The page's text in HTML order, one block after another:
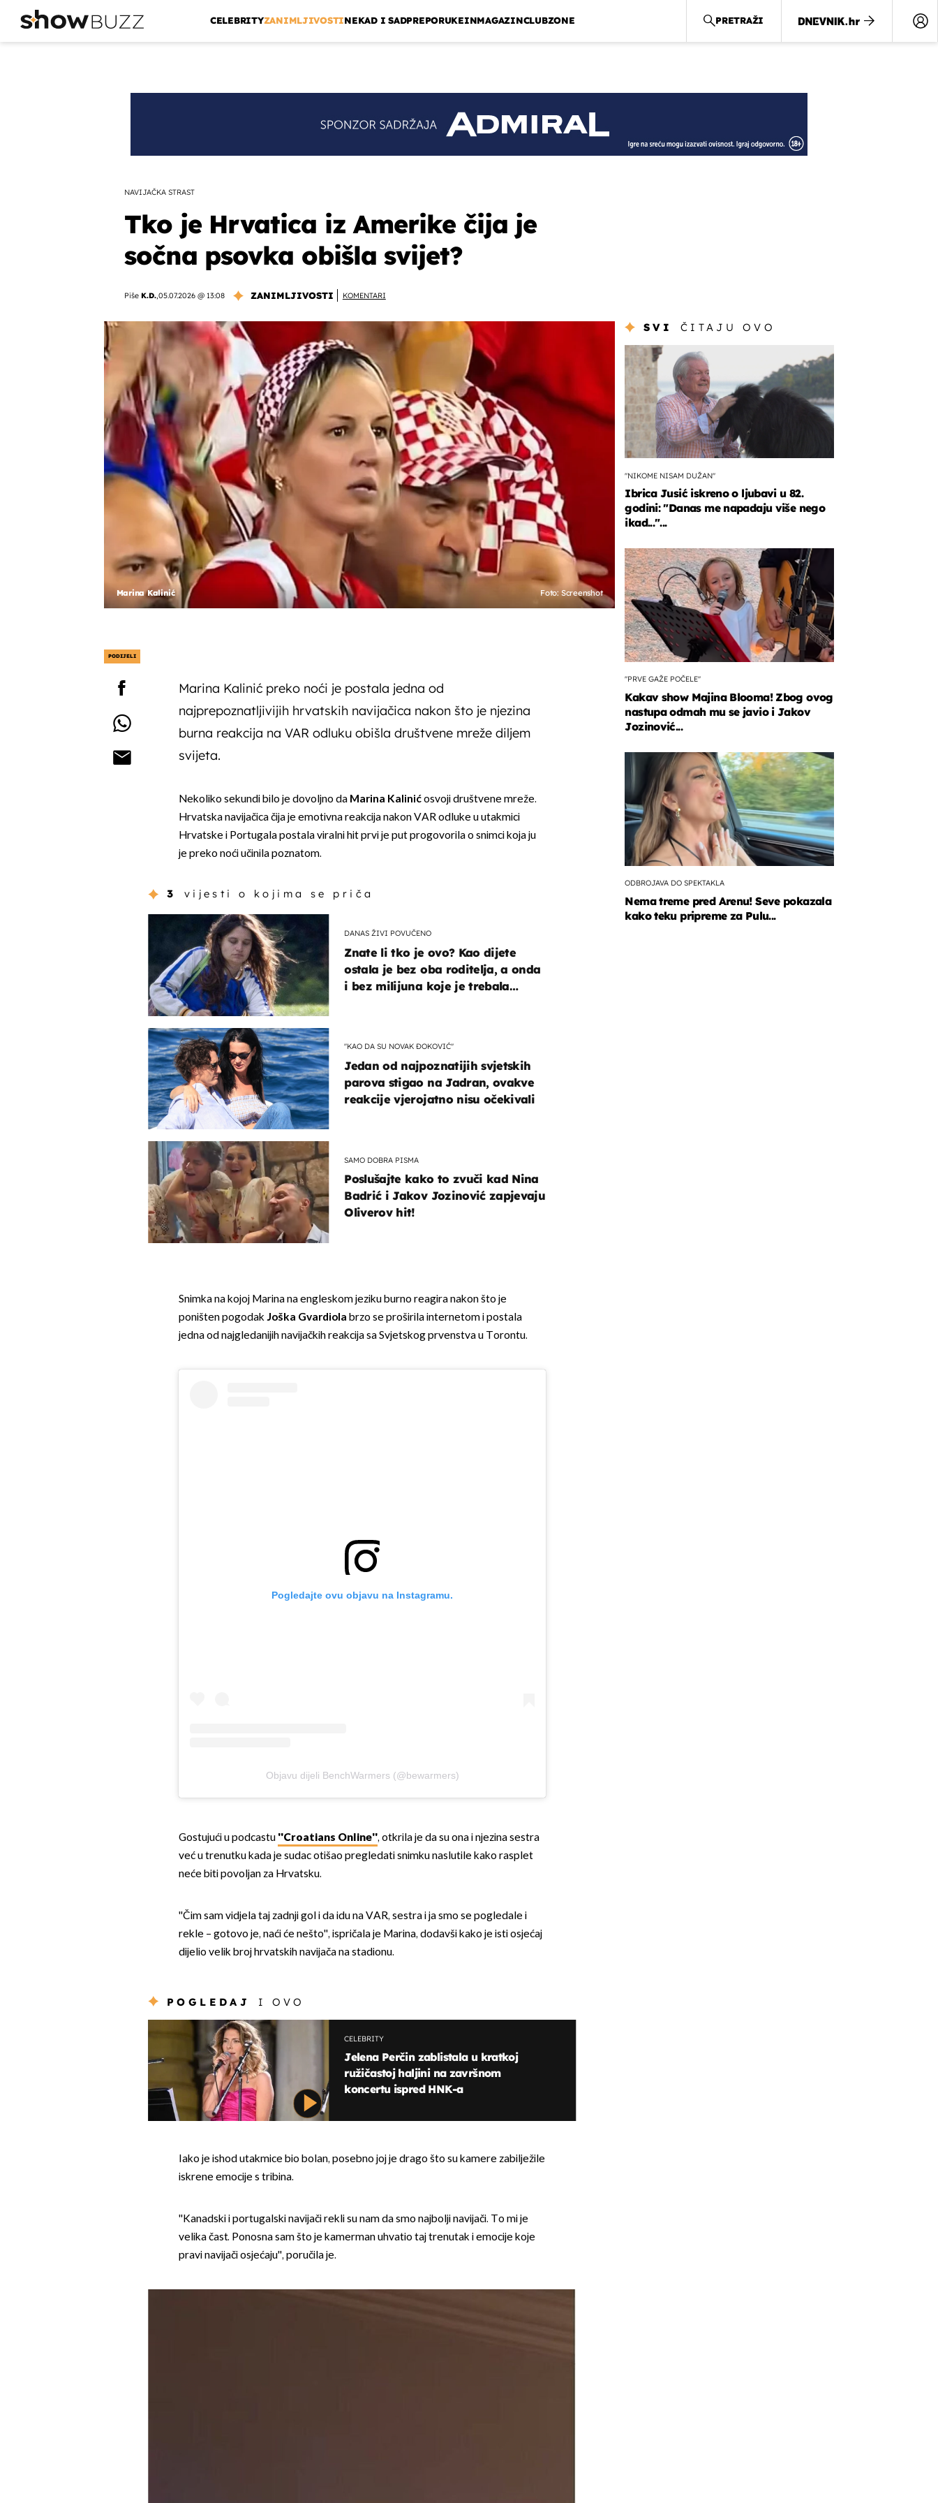
CELEBRITYZANIMLJIVOSTINEKAD I SADPREPORUKEINMAGAZINCLUBZONE PRETRAŽI
NAVIJAČKA STRAST
Tko je Hrvatica iz Amerike čija je
sočna psovka obišla svijet?
Piše K.D.,05.07.2026 @ 13:08 ZANIMLJIVOSTI KOMENTARI
Marina Kalinić Foto: Screenshot
PODIJELI
Marina Kalinić preko noći je postala jedna od
najprepoznatljivijih hrvatskih navijačica nakon što je njezina
burna reakcija na VAR odluku obišla društvene mreže diljem
svijeta.
Nekoliko sekundi bilo je dovoljno da Marina Kalinićosvoji društvene mreže.
Hrvatska navijačica čija je emotivna reakcija nakon VAR odluke u utakmici
Hrvatske i Portugala postala viralni hit prvi je put progovorila o snimci koja ju
je preko noći učinila poznatom.
3 vijesti o kojima se priča
DANAS ŽIVI POVUČENO
Znate li tko je ovo? Kao dijete
ostala je bez oba roditelja, a onda
i bez milijuna koje je trebala
"KAO DA SU NOVAK ĐOKOVIĆ"
Jedan od najpoznatijih svjetskih
parova stigao na Jadran, ovakve
reakcije vjerojatno nisu očekivali
SAMO DOBRA PISMA
Poslušajte kako to zvuči kad Nina
Badrić i Jakov Jozinović zapjevaju
Oliverov hit!
Snimka na kojoj Marina na engleskom jeziku burno reagira nakon što je
poništen pogodakJoška Gvardiola brzo se proširila internetom i postala
jedna od najgledanijih navijačkih reakcija sa Svjetskog prvenstva u Torontu.
Pogledajte ovu objavu na Instagramu.
Objavu dijeli BenchWarmers (@bewarmers)
Gostujući u podcastu ''Croatians Online'', otkrila je da su ona i njezina sestra
već u trenutku kada je sudac otišao pregledati snimku naslutile kako rasplet
neće biti povoljan za Hrvatsku.
''Čim sam vidjela taj zadnji gol i da idu na VAR, sestra i ja smo se pogledale i
rekle – gotovo je, naći će nešto'', ispričala je Marina, dodavši kako je isti osjećaj
dijelio velik broj hrvatskih navijača na stadionu.
POGLEDAJ I OVO
CELEBRITY
Jelena Perčin zablistala u kratkoj
ružičastoj haljini na završnom
koncertu ispred HNK-a
Iako je ishod utakmice bio bolan, posebno joj je drago što su kamere zabilježile
iskrene emocije s tribina.
''Kanadski i portugalski navijači rekli su nam da smo najbolji navijači. To mi je
velika čast. Ponosna sam što je kamerman uhvatio taj trenutak i emocije koje
pravi navijači osjećaju'', poručila je.
SVI ČITAJU OVO
"NIKOME NISAM DUŽAN"
Ibrica Jusić iskreno o ljubavi u 82.
godini: "Danas me napadaju više nego
ikad..."...
"PRVE GAŽE POČELE"
Kakav show Majina Blooma! Zbog ovog
nastupa odmah mu se javio i Jakov
Jozinović...
ODBROJAVA DO SPEKTAKLA
Nema treme pred Arenu! Seve pokazala
kako teku pripreme za Pulu...